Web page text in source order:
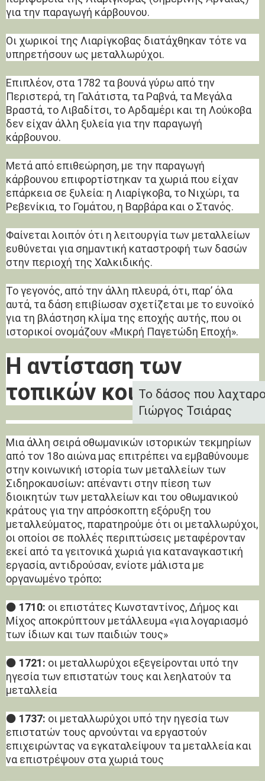
για την παραγωγή κάρβουνου.
Οι χωρικοί της Λιαρίγκοβας διατάχθηκαν τότε να
υπηρετήσουν ως μεταλλωρύχοι.
Επιπλέον, στα 1782 τα βουνά γύρω από την
Περιστερά, τη Γαλάτιστα, τα Ραβνά, τα Μεγάλα
Βραστά, το Λιβαδίτσι, το Αρδαμέρι και τη Λούκοβα
δεν είχαν άλλη ξυλεία για την παραγωγή
κάρβουνου.
Μετά από επιθεώρηση, με την παραγωγή
κάρβουνου επιφορτίστηκαν τα χωριά που είχαν
επάρκεια σε ξυλεία: η Λιαρίγκοβα, το Νιχώρι, τα
Ρεβενίκια, το Γομάτου, η Βαρβάρα και ο Στανός.
Φαίνεται λοιπόν ότι η λειτουργία των μεταλλείων
ευθύνεται για σημαντική καταστροφή των δασών
στην περιοχή της Χαλκιδικής.
Το γεγονός, από την άλλη πλευρά, ότι, παρ’ όλα
αυτά, τα δάση επιβίωσαν σχετίζεται με το ευνοϊκό
για τη βλάστηση κλίμα της εποχής αυτής, που οι
ιστορικοί ονομάζουν «Μικρή Παγετώδη Εποχή».
Η αντίσταση των
τοπικών κοινωνιών
Το δάσος που
Γιώργος Τσιάρας
Μια άλλη σειρά οθωμανικών ιστορικών τεκμηρίων
από τον 18ο αιώνα μας επιτρέπει να εμβαθύνουμε
στην κοινωνική ιστορία των μεταλλείων των
Σιδηροκαυσίων: απέναντι στην πίεση των
διοικητών των μεταλλείων και του οθωμανικού
κράτους για την απρόσκοπτη εξόρυξη του
μεταλλεύματος, παρατηρούμε ότι οι μεταλλωρύχοι,
οι οποίοι σε πολλές περιπτώσεις μεταφέρονταν
εκεί από τα γειτονικά χωριά για καταναγκαστική
εργασία, αντιδρούσαν, ενίοτε μάλιστα με
οργανωμένο τρόπο:
⚫ 1710: οι επιστάτες Κωνσταντίνος, Δήμος και
Μίχος αποκρύπτουν μετάλλευμα «για λογαριασμό
των ίδιων και των παιδιών τους»
⚫ 1721: οι μεταλλωρύχοι εξεγείρονται υπό την
ηγεσία των επιστατών τους και λεηλατούν τα
μεταλλεία
⚫ 1737: οι μεταλλωρύχοι υπό την ηγεσία των
επιστατών τους αρνούνται να εργαστούν
επιχειρώντας να εγκαταλείψουν τα μεταλλεία και
να επιστρέψουν στα χωριά τους